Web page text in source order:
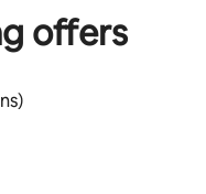
offers